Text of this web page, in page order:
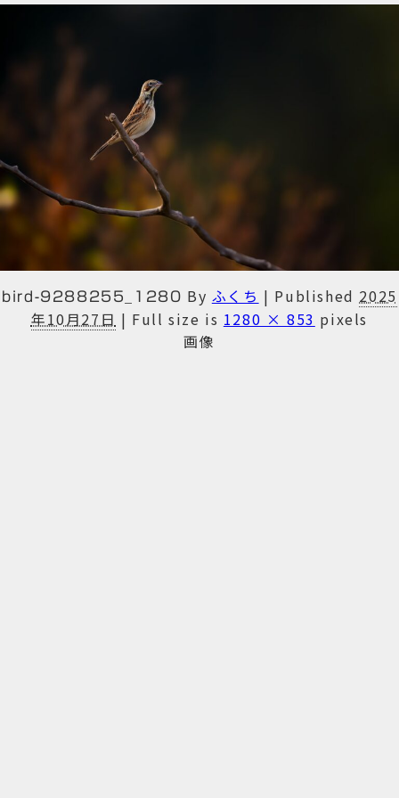
bird-9288255_1280 By ふくち | Published 2025
年10月27日 | Full size is 1280 × 853 pixels
画像